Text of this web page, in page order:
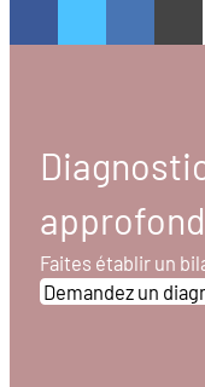
Faites établir un
Demandez un